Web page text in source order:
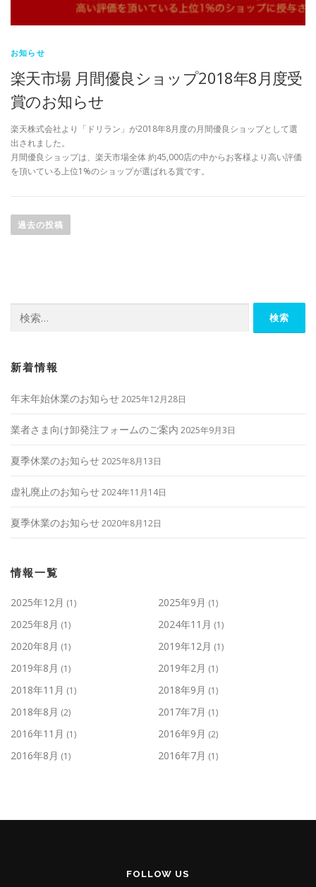
お知らせ
楽天市場 月間優良ショップ2018年8月度受
賞のお知らせ
楽天株式会社より「ドリラン」が2018年8月度の月間優良ショップとして選
出されました。
月間優良ショップは、楽天市場全体 約45,000店の中からお客様より高い評価
を頂いている上位1%のショップが選ばれる賞です。
稿
シ
過去の投稿
索:
新着情報
年末年始休業のお知らせ2025年12月28日
業者さま向け卸発注フォームのご案内 2025年9月3日
夏季休業のお知らせ2025年8月13日
虚礼廃止のお知らせ2024年11月14日
夏季休業のお知らせ2020年8月12日
情報一覧
2025年12月 (1) 2025年9月 (1)
2025年8月 (1) 2024年11月 (1)
2020年8月 (1) 2019年12月 (1)
2019年8月 (1) 2019年2月 (1)
2018年11月 (1) 2018年9月 (1)
2018年8月 (2) 2017年7月 (1)
2016年11月 (1) 2016年9月 (2)
2016年8月 (1) 2016年7月 (1)
FOLLOW US